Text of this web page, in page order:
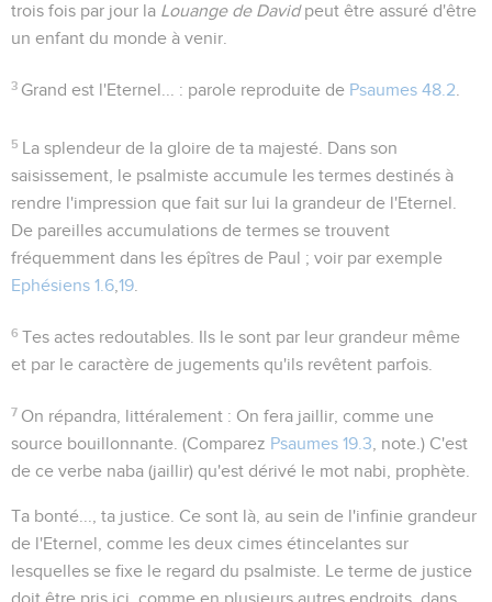
trois fois par jour la Louange de Davidpeut être assuré d'être
un enfant du monde à venir
3 Grand est l'Eternel... : parole reproduite de Psaumes 48.2
5 La splendeur de la gloire de ta majesté . Dans son
saisissement, le psalmiste accumule les termes destinés à
rendre l'impression que fait sur lui la grandeur de l'Eternel.
De pareilles accumulations de termes se trouvent
fréquemment dans les épîtres de Paul ; voir par exemple
Ephésiens 1.6 19
6 Tes actes redoutables . Ils le sont par leur grandeur même
et par le caractère de jugements qu'ils revêtent parfois.
7 On répandra , littéralement : On fera jaillir , comme une
source bouillonnante. (Comparez Psaumes 19.3 , note.) C'est
de ce verbe naba (jaillir) qu'est dérivé le mot nabi , prophète.
Ta bonté..., ta justice . Ce sont là, au sein de l'infinie grandeur
de l'Eternel, comme les deux cimes étincelantes sur
lesquelles se fixe le regard du psalmiste. Le terme de justice
doit être pris ici, comme en plusieurs autres endroits, dans